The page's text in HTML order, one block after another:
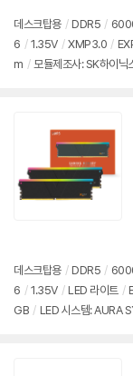
데스크탑용 / DDR5 /
6 / 1.35V / XMP3.0 /
m / 모듈제조사: SK하이닉
데스크탑용 / DDR5 /
6 / 1.35V / LED 라이트 /
GB / LED 시스템: AURA